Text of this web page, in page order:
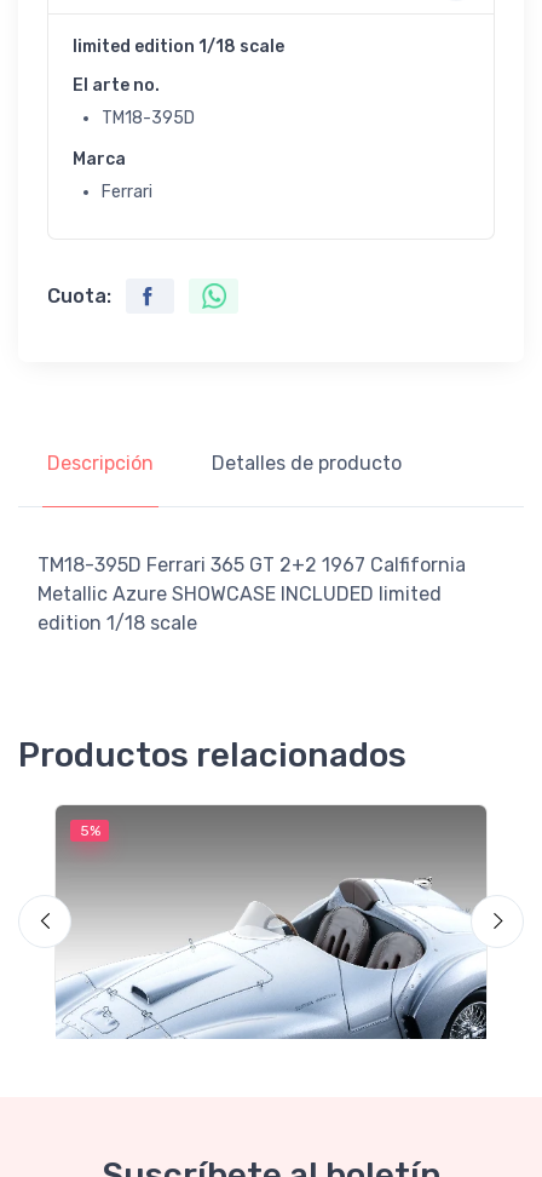
limited edition 1/18 scale
El arte no.
TM18-395D
Marca
Ferrari
Cuota:
Descripción Detalles de producto
TM18-395D Ferrari 365 GT 2+2 1967 Calfifornia
Metallic Azure SHOWCASE INCLUDED limited
edition 1/18 scale
Productos relacionados
5%